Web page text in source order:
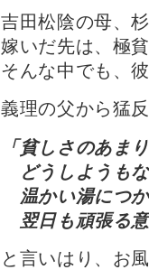
吉田松陰の母、
嫁いだ先は、極
そんな中でも、
義理の父から猛
「貧しさのあま
どうしようも
温かい湯につ
翌日も頑張る
と言いはり、お